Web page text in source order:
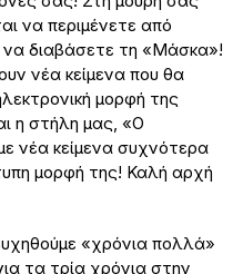
να περιμένετε από
διαβάσετε τη «Μάσκα»!
νέα κείμενα που θα
μορφή της
η στήλη μας, «Ο
νέα κείμενα συχνότερα
μορφή της! Καλή αρχή
«χρόνια πολλά»
τα τρία χρόνια στην